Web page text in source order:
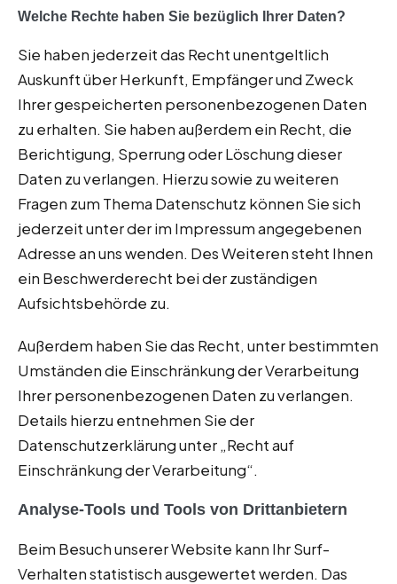
Welche Rechte haben Sie bezüglich Ihrer Daten?
Sie haben jederzeit das Recht unentgeltlich
Auskunft über Herkunft, Empfänger und Zweck
Ihrer gespeicherten personenbezogenen Daten
zu erhalten. Sie haben außerdem ein Recht, die
Berichtigung, Sperrung oder Löschung dieser
Daten zu verlangen. Hierzu sowie zu weiteren
Fragen zum Thema Datenschutz können Sie sich
jederzeit unter der im Impressum angegebenen
Adresse an uns wenden. Des Weiteren steht Ihnen
ein Beschwerderecht bei der zuständigen
Aufsichtsbehörde zu.
Außerdem haben Sie das Recht, unter bestimmten
Umständen die Einschränkung der Verarbeitung
Ihrer personenbezogenen Daten zu verlangen.
Details hierzu entnehmen Sie der
Datenschutzerklärung unter „Recht auf
Einschränkung der Verarbeitung“.
Analyse-Tools und Tools von Drittanbietern
Beim Besuch unserer Website kann Ihr Surf-
Verhalten statistisch ausgewertet werden. Das